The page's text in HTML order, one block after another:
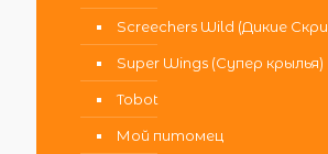
Screechers Wild (Дикие
Super Wings (Супер крылья)
Tobot
Мой питомец